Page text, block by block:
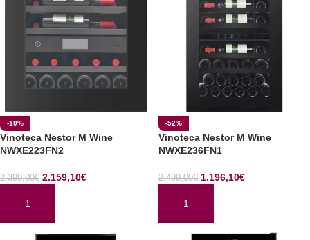
-10%
Vinoteca Nestor M Wine
NWXE223FN2
2.399,00€ 2.159,10€
AÑADIR AL CARRITO
-52%
Vinoteca Nestor M Wine
NWXE236FN1
2.499,00€ 1.196,10€
AÑADIR AL CARRITO